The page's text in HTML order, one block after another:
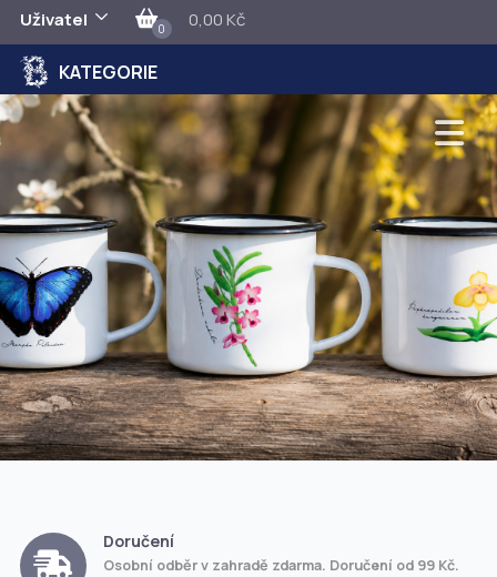
Uživatel 0 0,00 Kč
KATEGORIE
Doručení
Osobní odběr v zahradě zdarma. Doručení od 99 Kč.